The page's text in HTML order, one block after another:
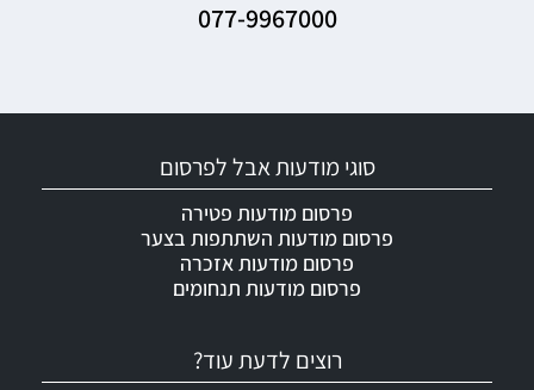
077-9967000
רוצים לדעת עוד?
סוגי מודעות אבל לפרסום
פרסום מודעות פטירה
פרסום מודעות השתתפות בצער
פרסום מודעות אזכרה
פרסום מודעות תנחומים